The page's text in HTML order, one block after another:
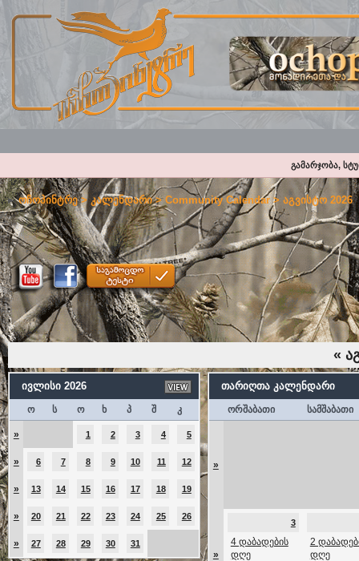
გამარჯობა,
ოჩოპინტრე>კალენდარი>Community Calendar> აგვისტო 2026
«
ივლისი 2026
ო ს ო ხ პ შ კ
» 1 2 3 4 5
» 6 7 8 9 10 11 12
» 13 14 15 16 17 18 19
» 20 21 22 23 24 25 26
» 27 28 29 30 31
თარიღთა კალენდარი
ორშაბათი სამშაბათი
»
»
3
4 დაბადების
დღე
2
დღე